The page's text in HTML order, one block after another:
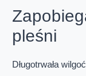
pleśni
Długotrwała